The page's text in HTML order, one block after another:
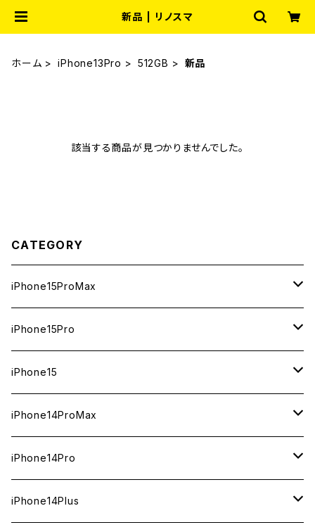
新品 | リノスマ
ホーム iPhone13Pro 512GB 新品
該当する商品が見つかりませんでした。
CATEGORY
iPhone15ProMax
1TB
新品
中古（整備済み）
512GB
新品
中古（整備済み）
256GB
新品
中古（整備済み）
iPhone15Pro
1TB
新品
中古（整備済み）
512GB
新品
中古（整備済み）
256GB
新品
128GB
iPhone15
512GB
新品
中古（整備済み）
256GB
新品
128GB
iPhone14ProMax
1TB
新品
512GB
iPhone14Pro
1TB
iPhone14Plus